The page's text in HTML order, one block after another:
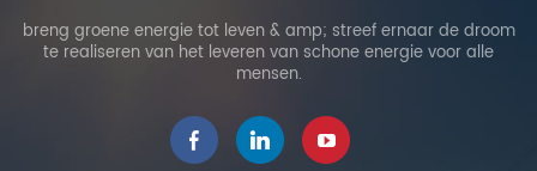
breng groene energie tot leven & amp; streef ernaar de droom
te realiseren van het leveren van schone energie voor alle
mensen.